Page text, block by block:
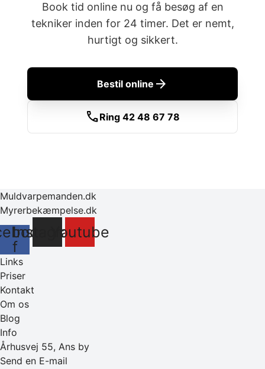
Book tid online nu og få besøg af en
tekniker inden for 24 timer. Det er nemt,
hurtigt og sikkert.
Bestil online arrow_forward
callRing 42 48 67 78
Muldvarpemanden.dk
Myrerbekæmpelse.dk
f
InstagramYoutube
Links
Priser
Kontakt
Om os
Blog
Info
Århusvej 55, Ans by
Send en E-mail